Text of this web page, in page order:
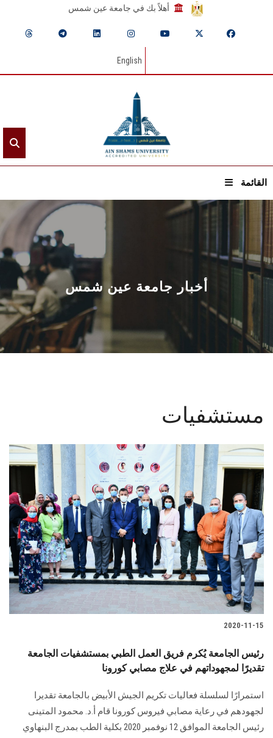
أهلاً بك في جامعة عين شمس
English
القائمة
الرئيسيـة
عن الجامعة
القطاعـات
الشئون الأكاديمية
البحث العلمي
الأنظمة الذكية
تواصل معنا
الطلاب
هيئة التدريس
الخريجين
الزائـرون
أخبار جامعة عين شمس
مستشفيات
2020-11-15
رئيس الجامعة يُكرم فريق العمل الطبي بمستشفيات الجامعة
تقديرًا لمجهوداتهم في علاج مصابي كورونا
استمرارًا لسلسلة فعاليات تكريم الجيش الأبيض بالجامعة تقديرا
لجهودهم في رعاية مصابي فيروس كورونا قام أ.د. محمود المتينى
رئيس الجامعة الموافق 12 نوفمبر 2020 بكلية الطب بمدرج البنهاوي